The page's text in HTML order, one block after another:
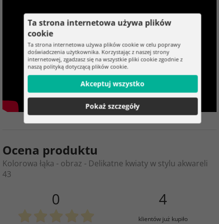
Ocena produktu
Kolorowa łąka - obraz - Delikatne kwiaty w stylu akwareli
43
0 4
klientów już kupiło
Ta strona internetowa używa plików
cookie
Ta strona internetowa używa plików cookie w celu poprawy
doświadczenia użytkownika. Korzystając z naszej strony
internetowej, zgadzasz się na wszystkie pliki cookie zgodnie z
naszą polityką dotyczącą plików cookie.
Akceptuj wszystko
Pokaż szczegóły